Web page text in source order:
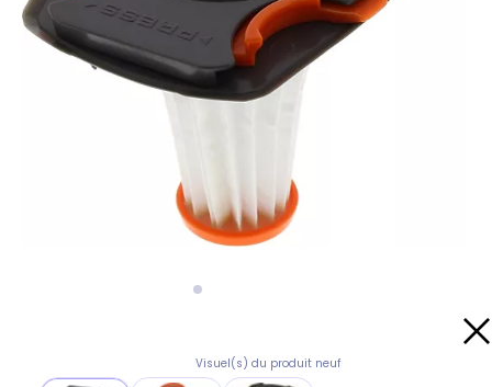
Visuel(s) du produit neuf